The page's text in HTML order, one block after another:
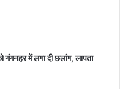
में लगा दी छलांग, लापता